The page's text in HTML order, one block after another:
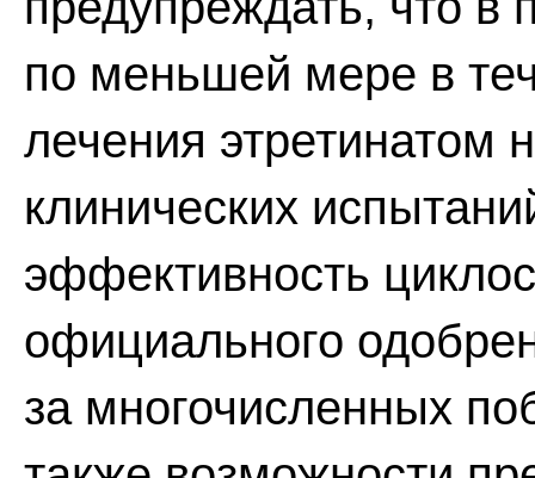
по меньшей мере в
лечения этретинатом
клинических
эффективность
официального
за многочисленных